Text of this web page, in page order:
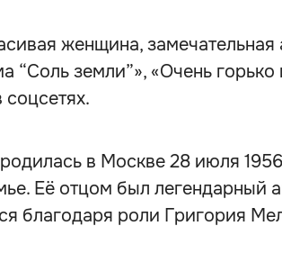
женщина, замечательная
“Соль земли”», «Очень
соцсетях.
в Москве 28 июля
Её отцом был легендарный
благодаря роли Григория